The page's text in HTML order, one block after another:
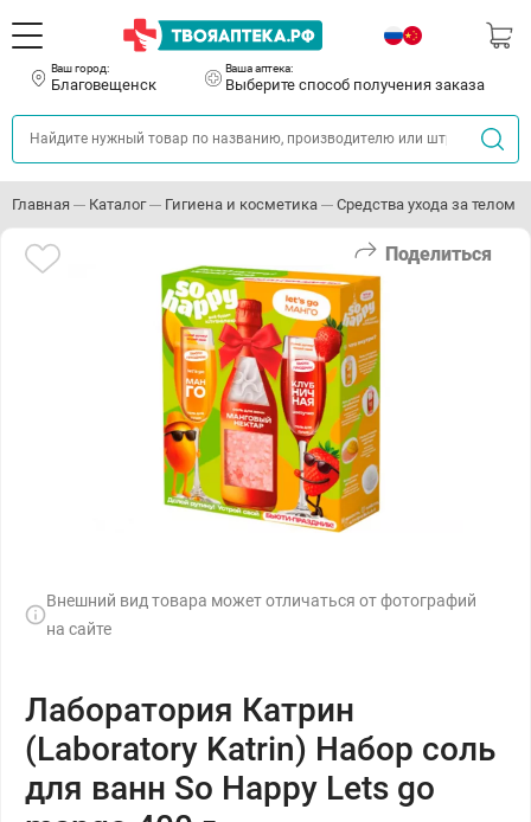
Ваш город:
Благовещенск
Ваша аптека:
Выберите способ получения заказа
Главная Каталог Гигиена и косметика Средства ухода за телом
Поделиться
Внешний вид товара может отличаться от фотографий
на сайте
Лаборатория Катрин
(Laboratory Katrin) Набор соль
для ванн So Happy Lets go